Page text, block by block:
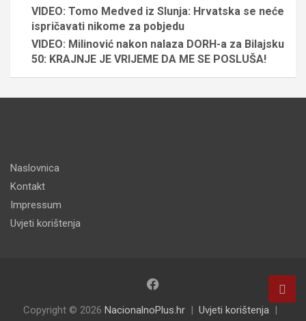
VIDEO: Tomo Medved iz Slunja: Hrvatska se neće
ispričavati nikome za pobjedu
VIDEO: Milinović nakon nalaza DORH-a za Bilajsku
50: KRAJNJE JE VRIJEME DA ME SE POSLUŠA!
Naslovnica
Kontakt
Impressum
Uvjeti korištenja
Copyright © 2026 NacionalnoPlus.hr Uvjeti korištenja